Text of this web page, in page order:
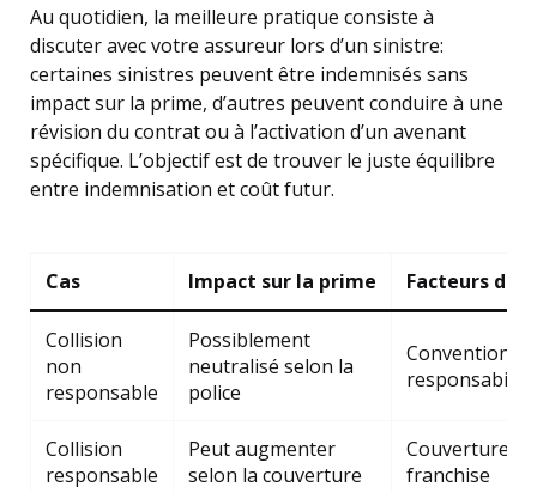
Au quotidien, la meilleure pratique consiste à
discuter avec votre assureur lors d’un sinistre:
certaines sinistres peuvent être indemnisés sans
impact sur la prime, d’autres peuvent conduire à une
révision du contrat ou à l’activation d’un avenant
spécifique. L’objectif est de trouver le juste équilibre
entre indemnisation et coût futur.
Cas Impact sur la prime Facteurs
Collision
non
responsable
Possiblement
neutralisé selon la
police
Convention
Collision
responsable
Peut augmenter
selon la couverture
Couverture
franchise